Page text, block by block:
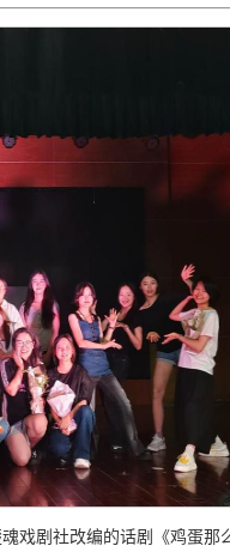
戏剧社改编的话剧《鸡蛋那